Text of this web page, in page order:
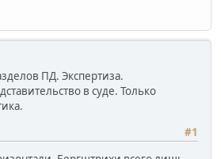
ПД. Экспертиза.
в суде. Только
#1